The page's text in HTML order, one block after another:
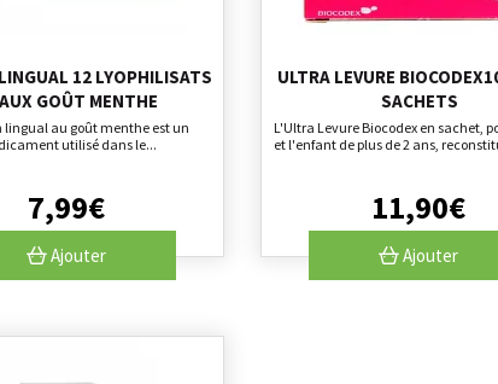
12 LYOPHILISATS
GOÛT MENTHE
au goût menthe est un
utilisé dans le...
7,99€
Ajouter
ULTRA LEVURE
SACHETS
L'Ultra Levure Biocodex en sachet,
et l'enfant de plus de 2 ans,
11,90€
Ajouter